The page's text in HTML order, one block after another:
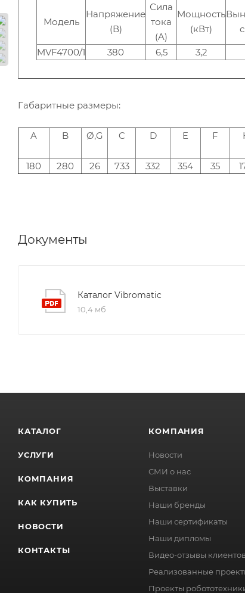
Модель
Напряжение
(В)
Сила
тока
(A)
Мощность
(кВт)
MVF4700/1 380 6,5 3,2
Габаритные размеры:
A B Ø,G C D E F
180
280 26 733 332 354 35
Документы
Каталог Vibromatic
10,4 мб
КАТАЛОГ
УСЛУГИ
КОМПАНИЯ
КАК КУПИТЬ
НОВОСТИ
КОНТАКТЫ
КОМПАНИЯ
Новости
СМИ о нас
Выставки
Наши бренды
Наши сертификаты
Наши дипломы
Видео-отзывы клиентов
Реализованные
Проекты